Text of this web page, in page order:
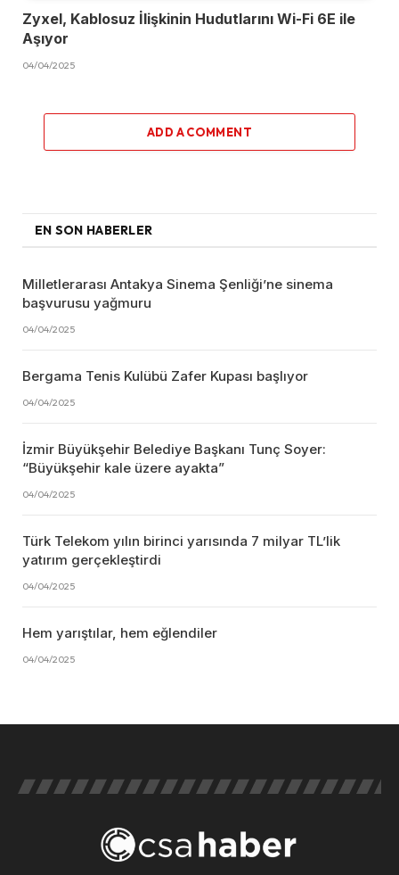
Zyxel, Kablosuz İlişkinin Hudutlarını Wi-Fi 6E ile
Aşıyor
04/04/2025
ADD A COMMENT
EN SON HABERLER
Milletlerarası Antakya Sinema Şenliği’ne sinema
başvurusu yağmuru
04/04/2025
Bergama Tenis Kulübü Zafer Kupası başlıyor
04/04/2025
İzmir Büyükşehir Belediye Başkanı Tunç Soyer:
“Büyükşehir kale üzere ayakta”
04/04/2025
Türk Telekom yılın birinci yarısında 7 milyar TL’lik
yatırım gerçekleştirdi
04/04/2025
Hem yarıştılar, hem eğlendiler
04/04/2025